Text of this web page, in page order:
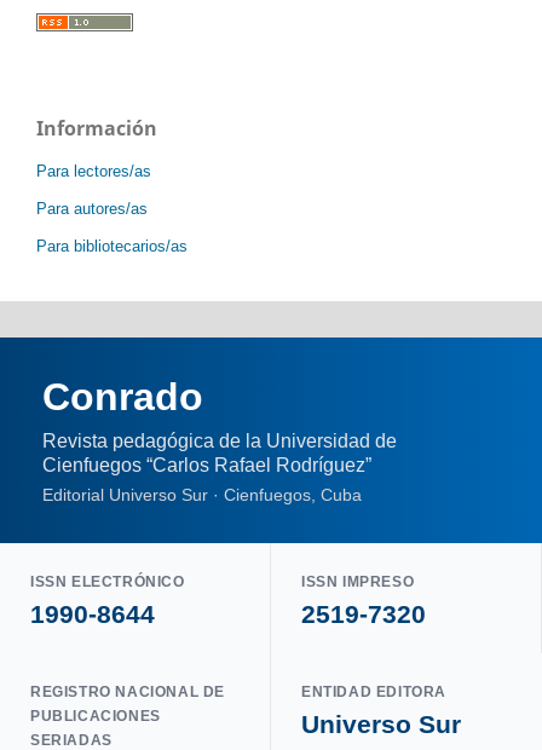
Información
Para lectores/as
Para autores/as
Para bibliotecarios/as
Conrado
Revista pedagógica de la Universidad de
Cienfuegos “Carlos Rafael Rodríguez”
Editorial Universo Sur · Cienfuegos, Cuba
ISSN ELECTRÓNICO
1990-8644
ISSN IMPRESO
2519-7320
REGISTRO NACIONAL DE
PUBLICACIONES
SERIADAS
ENTIDAD EDITORA
Universo Sur